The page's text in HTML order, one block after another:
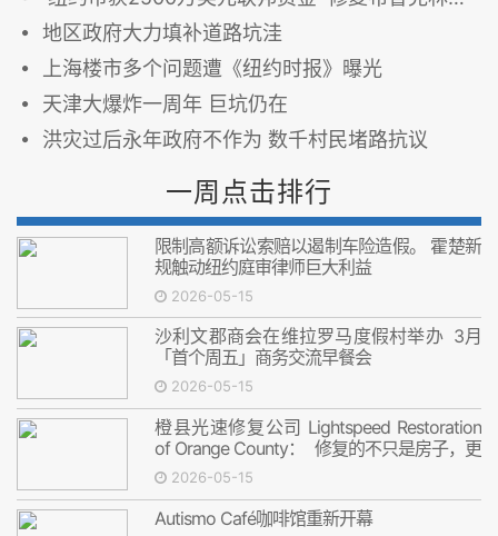
地区政府大力填补道路坑洼
上海楼市多个问题遭《纽约时报》曝光
天津大爆炸一周年 巨坑仍在
洪灾过后永年政府不作为 数千村民堵路抗议
一周点击排行
限制高额诉讼索赔以遏制车险造假。 霍楚新
规触动纽约庭审律师巨大利益
2026-05-15
沙利文郡商会在维拉罗马度假村举办 3月
「首个周五」商务交流早餐会
2026-05-15
橙县光速修复公司 Lightspeed Restoration
of Orange County： 修复的不只是房子，更
是安心
2026-05-15
Autismo Café咖啡馆重新开幕